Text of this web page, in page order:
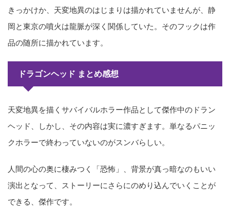
きっかけか、天変地異のはじまりは描かれていませんが、静
岡と東京の噴火は龍脈が深く関係していた。そのフックは作
品の随所に描かれています。
ドラゴンヘッド まとめ感想
天変地異を描くサバイバルホラー作品として傑作中のドラン
ヘッド、しかし、その内容は実に濃すぎます。単なるパニッ
クホラーで終わっていないのがスンバらしい。
人間の心の奥に棲みつく「恐怖」、背景が真っ暗なのもいい
演出となって、ストーリーにさらにのめり込んでいくことが
できる、傑作です。